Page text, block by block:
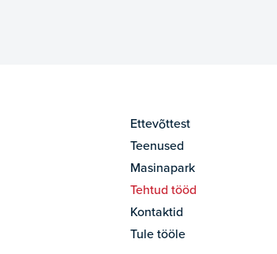
Ettevõttest
Teenused
Masinapark
Tehtud tööd
Kontaktid
Tule tööle